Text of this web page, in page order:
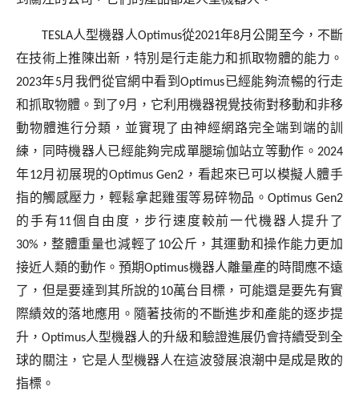
TESLA人型機器人Optimus從2021年8月公開至今，不斷
在技術上推陳出新，特別是行走能力和抓取物體的能力。
2023年5月我們從官網中看到Optimus已經能夠流暢的行走
和抓取物體。到了 9月，它利用機器視覺技術對移動和非移
動物體進行分類，並實現了由神經網路完全端到端的訓
練，同時機器人已經能夠完成單腿瑜伽站立等動作。 2024
年12月初展現的Optimus Gen2 ，看起來已可以模擬人體手
指的觸感壓力，輕鬆拿起雞蛋等易碎物品。Optimus Gen2
的手有 11個自由度，步行速度較前一代機器人提升了
30% ，整體重量也減輕了 10公斤，其運動和操作能力更加
接近人類的動作。預期Optimus機器人離量產的時間應不遠
了，但是要達到其所說的10萬台目標，可能還是要先有實
際績效的落地應用。隨著技術的不斷進步和產能的逐步提
升，Optimus人型機器人的升級和驗證進展仍會持續受到全
球的關注，它是人型機器人在這波發展浪潮中是成是敗的
指標。